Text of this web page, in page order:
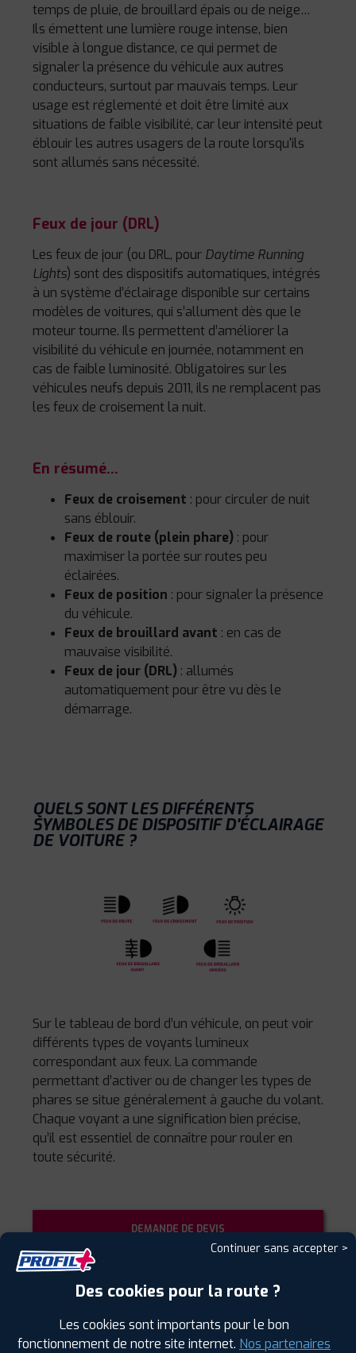
temps de pluie, de brouillard épais ou de neige…
Ils émettent une lumière rouge intense, bien
visible à longue distance, ce qui permet de
signaler la présence du véhicule aux autres
conducteurs, surtout par mauvais temps. Leur
usage est réglementé et doit être limité aux
situations de faible visibilité, car leur intensité peut
éblouir les autres usagers de la route lorsqu'ils
sont allumés sans nécessité.
Feux de jour (DRL)
Les feux de jour (ou DRL, pour Daytime Running
Lights) sont des dispositifs automatiques, intégrés
à un système d’éclairage disponible sur certains
modèles de voitures, qui s’allument dès que le
moteur tourne. Ils permettent d’améliorer la
visibilité du véhicule en journée, notamment en
cas de faible luminosité. Obligatoires sur les
véhicules neufs depuis 2011, ils ne remplacent pas
les feux de croisement la nuit.
En résumé…
Feux de croisement : pour circuler de nuit
sans éblouir.
Feux de route (plein phare) : pour
maximiser la portée sur routes peu
éclairées.
Feux de position : pour signaler la présence
du véhicule.
Feux de brouillard avant : en cas de
mauvaise visibilité.
Feux de jour (DRL) : allumés
automatiquement pour être vu dès le
démarrage.
QUELS SONT LES DIFFÉRENTS
SYMBOLES DE DISPOSITIF D'ÉCLAIRAGE
DE VOITURE ?
Sur le tableau de bord d’un véhicule, on peut voir
différents types de voyants lumineux
correspondant aux feux. La commande
permettant d’activer ou de changer les types de
phares se situe généralement à gauche du volant.
Chaque voyant a une signification bien précise,
qu’il est essentiel de connaître pour rouler en
toute sécurité.
DEMANDE DE DEVIS
PRENDRE RENDEZ-VOUS
Continuer sans accepter >
Des cookies pour la route ?
Les cookies sont importants pour le bon
fonctionnement de notre site internet. Nos partenaires